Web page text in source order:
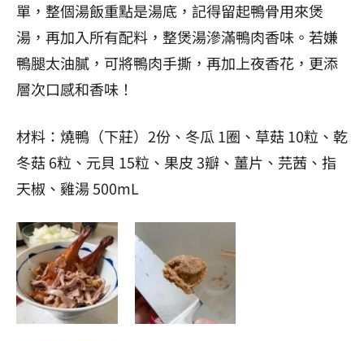
單，整個湯飯重點是湯底，記得留起鴨骨用來煲
湯，再加入所有配料，整煲湯滲滿鴨肉香味。若嫌
鴨腿太油膩，可將鴨肉手撕，再加上夜香花，更添
層次口感和香味！
材料：燒鴨（下莊）2份、冬瓜 1圈、草菇 10粒、乾
冬菇 6粒、元貝 15粒、果皮 3瓣、薑片、芫茜、指
天椒、雞湯 500mL